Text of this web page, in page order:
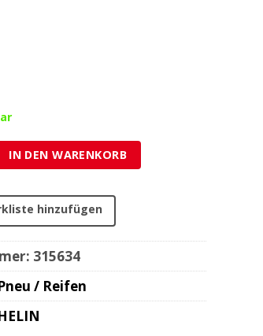
62S R TL/TT Michelin Pilot Street (CAI 758449) Menge
IN DEN WARENKORB
hinzufügen
315634
/ Reifen